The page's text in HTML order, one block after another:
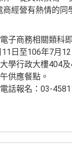
經營有熱情的同
子商務相關類科
日至106年7月12
學行政大樓404
供應餐點。
話報名：03-